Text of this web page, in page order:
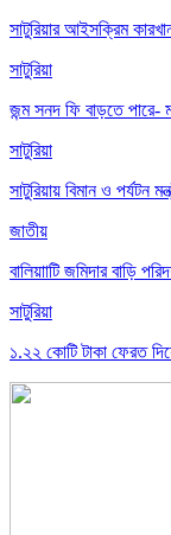
সাটুরিয়ার আইসক্রিম
সাটুরিয়া
জন্ম সনদ ফি বাড়তে পারে-
সাটুরিয়া
সাটুরিয়ায় বিমান ও পর্যটন
জাতীয়
বালিয়াাটি জমিদার বাড়ি
সাটুরিয়া
১.২২ কোটি টাকা ফেরত